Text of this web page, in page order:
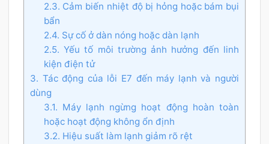
2.3. Cảm biến nhiệt độ bị hỏng hoặc bám bụi
bẩn
2.4. Sự cố ở dàn nóng hoặc dàn lạnh
2.5. Yếu tố môi trường ảnh hưởng đến linh
kiện điện tử
3. Tác động của lỗi E7 đến máy lạnh và người
dùng
3.1. Máy lạnh ngừng hoạt động hoàn toàn
hoặc hoạt động không ổn định
3.2. Hiệu suất làm lạnh giảm rõ rệt